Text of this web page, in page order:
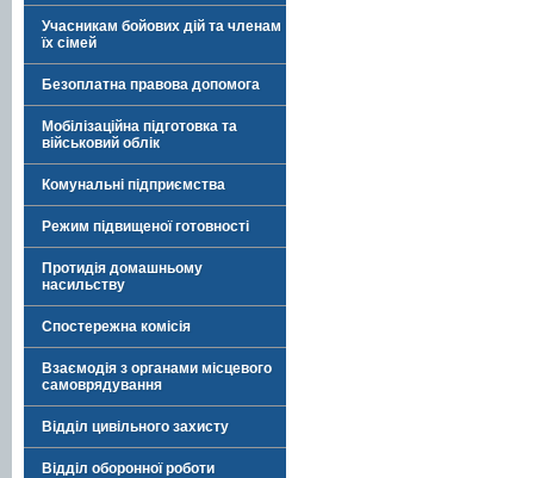
Учасникам бойових дій та членам
їх сімей
Безоплатна правова допомога
Мобілізаційна підготовка та
військовий облік
Комунальні підприємства
Режим підвищеної готовності
Протидія домашньому
насильству
Спостережна комісія
Взаємодія з органами місцевого
самоврядування
Відділ цивільного захисту
Відділ оборонної роботи